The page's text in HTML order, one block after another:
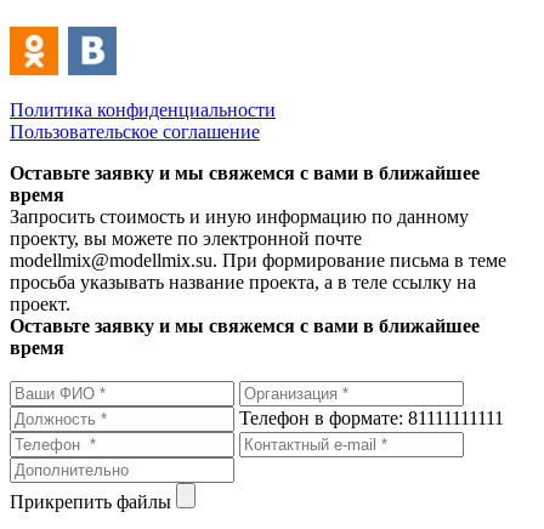
Политика конфиденциальности
Пользовательское соглашение
Оставьте заявку и мы свяжемся с вами в ближайшее
время
Запросить стоимость и иную информацию по данному
проекту, вы можете по электронной почте
modellmix@modellmix.su. При формирование письма в теме
просьба указывать название проекта, а в теле ссылку на
проект.
Оставьте заявку и мы свяжемся с вами в ближайшее
время
Телефон в формате: 81111111111
Прикрепить файлы